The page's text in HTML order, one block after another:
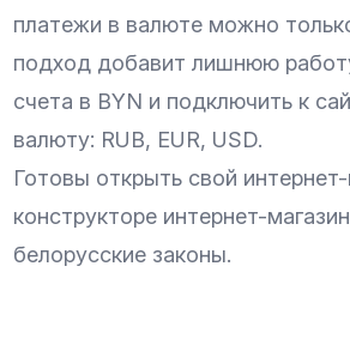
платежи в валюте можно
подход добавит лишнюю
счета в BYN и подключить к
валюту: RUB, EUR, USD.
Готовы открыть свой
конструкторе интернет-
белорусские законы.